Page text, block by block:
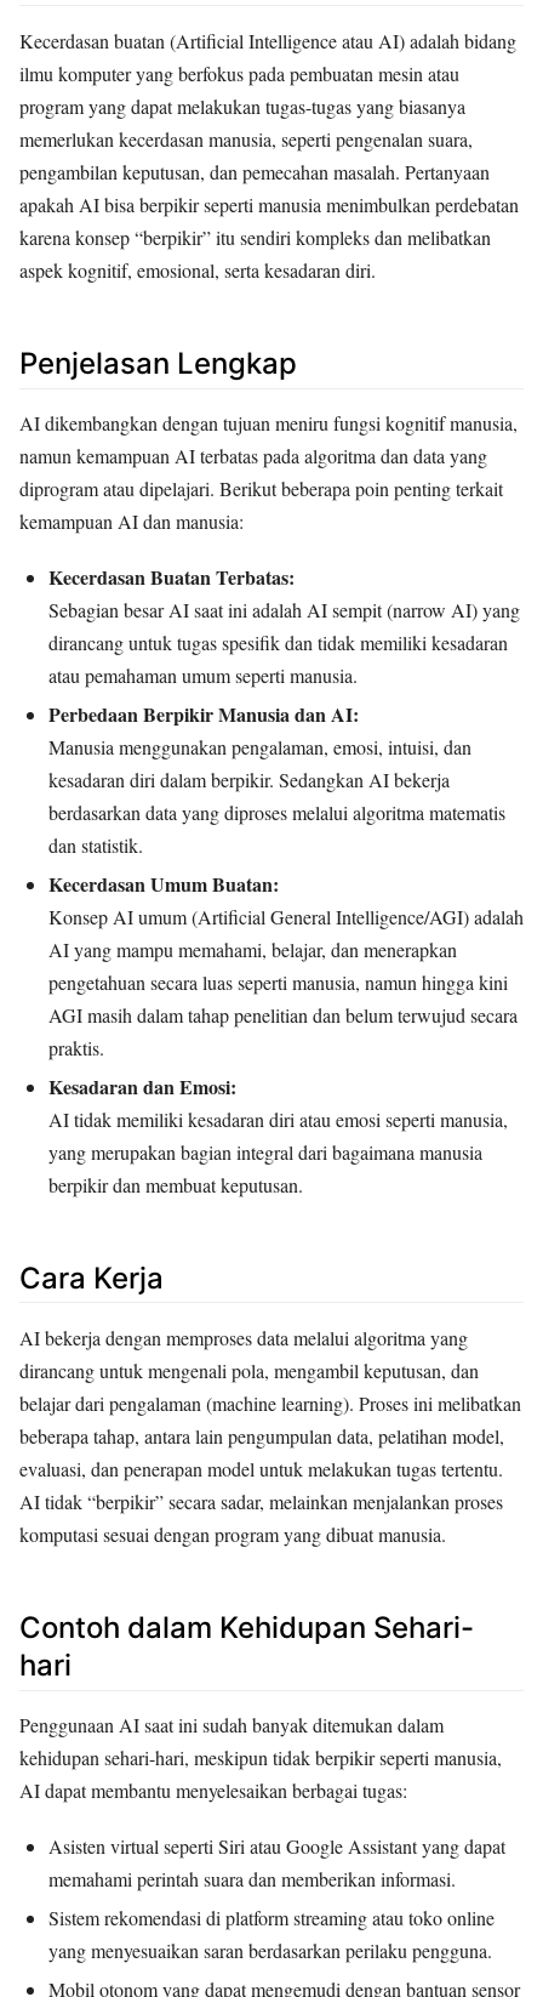
Kecerdasan buatan (Artificial Intelligence atau AI) adalah bidang
ilmu komputer yang berfokus pada pembuatan mesin atau
program yang dapat melakukan tugas-tugas yang biasanya
memerlukan kecerdasan manusia, seperti pengenalan suara,
pengambilan keputusan, dan pemecahan masalah. Pertanyaan
apakah AI bisa berpikir seperti manusia menimbulkan perdebatan
karena konsep “berpikir” itu sendiri kompleks dan melibatkan
aspek kognitif, emosional, serta kesadaran diri.
Penjelasan Lengkap
AI dikembangkan dengan tujuan meniru fungsi kognitif manusia,
namun kemampuan AI terbatas pada algoritma dan data yang
diprogram atau dipelajari. Berikut beberapa poin penting terkait
kemampuan AI dan manusia:
Kecerdasan Buatan Terbatas:
Sebagian besar AI saat ini adalah AI sempit (narrow AI) yang
dirancang untuk tugas spesifik dan tidak memiliki kesadaran
atau pemahaman umum seperti manusia.
Perbedaan Berpikir Manusia dan AI:
Manusia menggunakan pengalaman, emosi, intuisi, dan
kesadaran diri dalam berpikir. Sedangkan AI bekerja
berdasarkan data yang diproses melalui algoritma matematis
dan statistik.
Kecerdasan Umum Buatan:
Konsep AI umum (Artificial General Intelligence/AGI) adalah
AI yang mampu memahami, belajar, dan menerapkan
pengetahuan secara luas seperti manusia, namun hingga kini
AGI masih dalam tahap penelitian dan belum terwujud secara
praktis.
Kesadaran dan Emosi:
AI tidak memiliki kesadaran diri atau emosi seperti manusia,
yang merupakan bagian integral dari bagaimana manusia
berpikir dan membuat keputusan.
Cara Kerja
AI bekerja dengan memproses data melalui algoritma yang
dirancang untuk mengenali pola, mengambil keputusan, dan
belajar dari pengalaman (machine learning). Proses ini melibatkan
beberapa tahap, antara lain pengumpulan data, pelatihan model,
evaluasi, dan penerapan model untuk melakukan tugas tertentu.
AI tidak “berpikir” secara sadar, melainkan menjalankan proses
komputasi sesuai dengan program yang dibuat manusia.
Contoh dalam Kehidupan Sehari-
hari
Penggunaan AI saat ini sudah banyak ditemukan dalam
kehidupan sehari-hari, meskipun tidak berpikir seperti manusia,
AI dapat membantu menyelesaikan berbagai tugas:
Asisten virtual seperti Siri atau Google Assistant yang dapat
memahami perintah suara dan memberikan informasi.
Sistem rekomendasi di platform streaming atau toko online
yang menyesuaikan saran berdasarkan perilaku pengguna.
Mobil otonom yang dapat mengemudi dengan bantuan sensor